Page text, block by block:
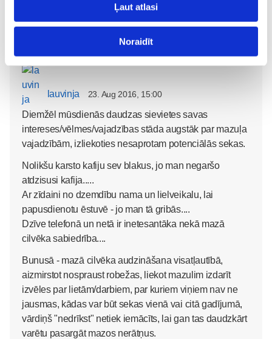
Ļaut atlasi
Noraidīt
ko..... pašu mammu vajadzētu piesiet..... lai neskrien
lauvinja 23. Aug 2016, 15:00
Diemžēl mūsdienās daudzas sievietes savas
intereses/vēlmes/vajadzības stāda augstāk par mazuļa
vajadzībām, izliekoties nesaprotam potenciālās sekas.
Nolikšu karsto kafiju sev blakus, jo man negaršo
atdzisusi kafija.....
Ar zīdaini no dzemdību nama un lielveikalu, lai
papusdienotu ēstuvē - jo man tā gribās....
Dzīve telefonā un netā ir inetesantāka nekā mazā
cilvēka sabiedrība....
Bunusā - mazā cilvēka audzināšana visatļautībā,
aizmirstot nospraust robežas, liekot mazulim izdarīt
izvēles par lietām/darbiem, par kuriem viņiem nav ne
jausmas, kādas var būt sekas vienā vai citā gadījumā,
vārdiņš "nedrīkst" netiek iemācīts, lai gan tas daudzkārt
varētu pasargāt mazos nerātņus.